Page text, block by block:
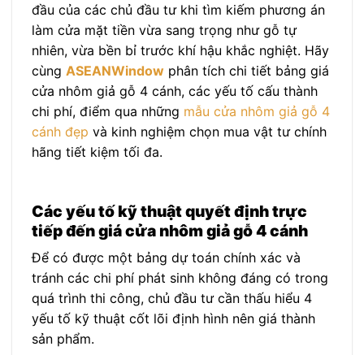
đầu của các chủ đầu tư khi tìm kiếm phương án
làm cửa mặt tiền vừa sang trọng như gỗ tự
nhiên, vừa bền bỉ trước khí hậu khắc nghiệt. Hãy
cùng ASEANWindow phân tích chi tiết bảng giá
cửa nhôm giả gỗ 4 cánh, các yếu tố cấu thành
chi phí, điểm qua những mẫu cửa nhôm giả gỗ 4
cánh đẹp và kinh nghiệm chọn mua vật tư chính
hãng tiết kiệm tối đa.
Các yếu tố kỹ thuật quyết định trực
tiếp đến giá cửa nhôm giả gỗ 4 cánh
Để có được một bảng dự toán chính xác và
tránh các chi phí phát sinh không đáng có trong
quá trình thi công, chủ đầu tư cần thấu hiểu 4
yếu tố kỹ thuật cốt lõi định hình nên giá thành
sản phẩm.